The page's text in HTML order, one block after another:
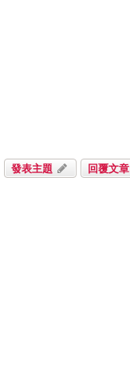
發表主題 回覆文章